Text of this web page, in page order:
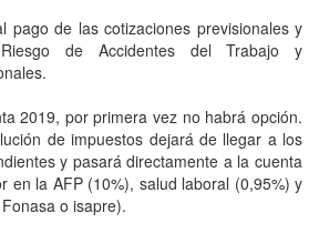
pago de las cotizaciones previsionales y
de Accidentes del Trabajo y
2019, por primera vez no habrá opción.
de impuestos dejará de llegar a los
y pasará directamente a la cuenta
en la AFP (10%), salud laboral (0,95%) y
o isapre).